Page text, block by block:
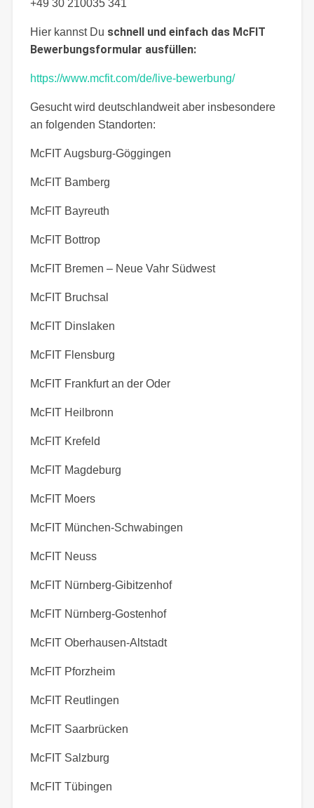
+49 30 210035 341
Hier kannst Du schnell und einfach das McFIT
Bewerbungsformular ausfüllen:
https://www.mcfit.com/de/live-bewerbung/
Gesucht wird deutschlandweit aber insbesondere
an folgenden Standorten:
McFIT Augsburg-Göggingen
McFIT Bamberg
McFIT Bayreuth
McFIT Bottrop
McFIT Bremen – Neue Vahr Südwest
McFIT Bruchsal
McFIT Dinslaken
McFIT Flensburg
McFIT Frankfurt an der Oder
McFIT Heilbronn
McFIT Krefeld
McFIT Magdeburg
McFIT Moers
McFIT München-Schwabingen
McFIT Neuss
McFIT Nürnberg-Gibitzenhof
McFIT Nürnberg-Gostenhof
McFIT Oberhausen-Altstadt
McFIT Pforzheim
McFIT Reutlingen
McFIT Saarbrücken
McFIT Salzburg
McFIT Tübingen